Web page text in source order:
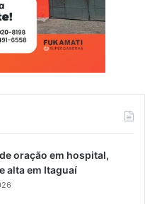
oração em hospital,
alta em Itaguaí